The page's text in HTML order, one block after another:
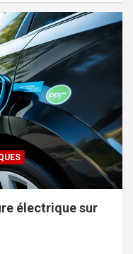
électrique sur